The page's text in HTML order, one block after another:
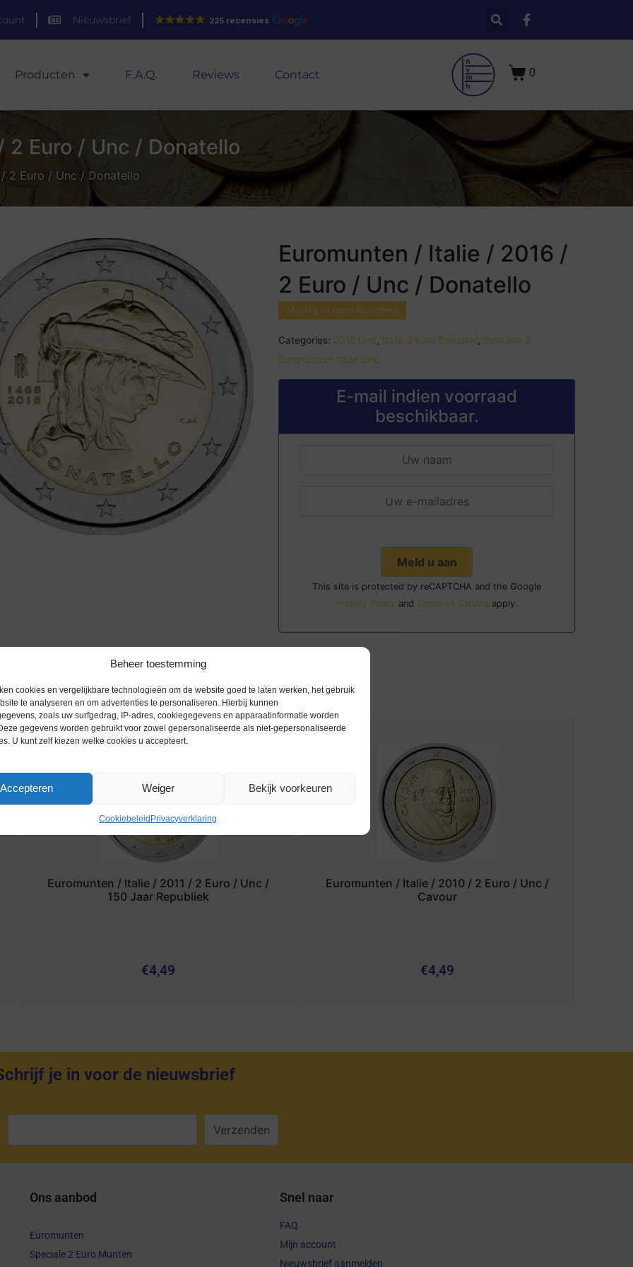
Beheer toestemming
cookies en vergelijkbare technologieën om de website goed te laten werken, het gebruik
te analyseren en om advertenties te personaliseren. Hierbij kunnen
zoals uw surfgedrag, IP-adres, cookiegegevens en apparaatinformatie worden
gegevens worden gebruikt voor zowel gepersonaliseerde als niet-gepersonaliseerde
U kunt zelf kiezen welke cookies u accepteert.
Accepteren Weiger Bekijk voorkeuren
CookiebeleidPrivacyverklaring
Nieuwsbrief 225 recensies
Producten F.A.Q. Reviews Contact 0
Euro / Unc / Donatello
2 Euro / Unc / Donatello
Euromunten / Italie / 2016 /
2 Euro / Unc / Donatello
Melding bij beschikbaarheid
Categories: 2016 Unc Italie 2 Euro Speciaal
Speciale 2
Euromunten Italie Unc
E-mail indien voorraad
beschikbaar.
This site is protected by reCAPTCHA and the Google
Privacy Policy and Terms of Service apply.
Euromunten / Italie / 2011 / 2 Euro / Unc /
150 Jaar Republiek
€4,49
Euromunten / Italie / 2010 / 2 Euro / Unc /
Cavour
€4,49
je in voor de nieuwsbrief
Ons aanbod
Euromunten
Speciale 2 Euro Munten
Snel naar
FAQ
Mijn account
Nieuwsbrief aanmelden